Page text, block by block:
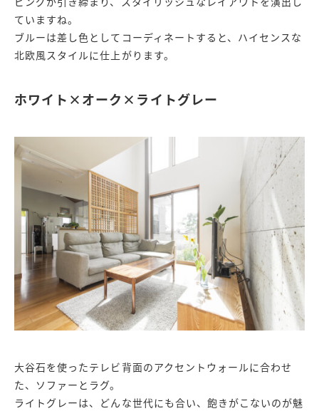
ていますね。
ブルーは差し色としてコーディネートすると、ハイセンスな
北欧風スタイルに仕上がります。
ホワイト×オーク×ライトグレー
大谷石を使ったテレビ背面のアクセントウォールに合わせ
た、ソファーとラグ。
ライトグレーは、どんな世代にも合い、飽きがこないのが魅